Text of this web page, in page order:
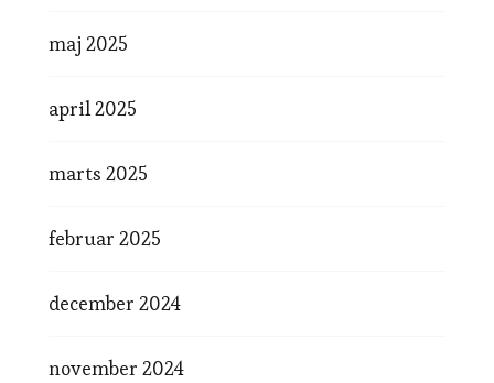
maj 2025
april 2025
marts 2025
februar 2025
december 2024
november 2024